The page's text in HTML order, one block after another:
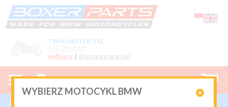
TWÓJ MOTOCYKL
wybierz | dlaczego warto?

WYBIERZ MOTOCYKL BMW
  
0